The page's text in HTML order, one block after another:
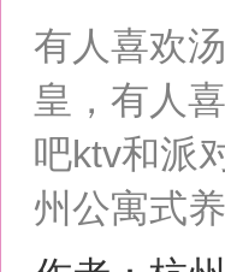
杭州KTV生
杭州生日聚
场的从容才
处，和兄弟
[阅读全文]